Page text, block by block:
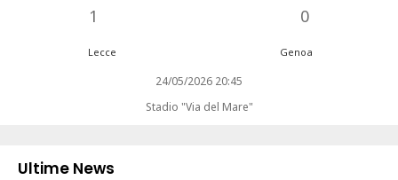
1 0
Lecce Genoa
24/05/2026 20:45
Stadio "Via del Mare"
Ultime News